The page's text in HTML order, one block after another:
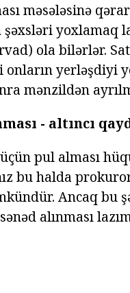
məsələsinə
yoxlamaq
ola bilərlər.
onların yerləşdiyi
mənzildən
- altıncı
pul alması
bu halda
Ancaq bu
alınması